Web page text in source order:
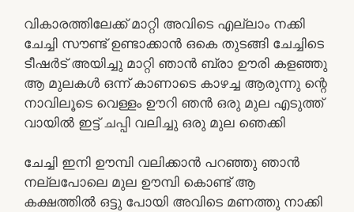
വികാരത്തിലേക്ക് മാറ്റി അവിടെ എല്ലാം നക്കി
ചേച്ചി സൗണ്ട് ഉണ്ടാക്കാൻ ഒകെ തുടങ്ങി ചേച്ചിടെ
ടീഷർട് അയിച്ചു മാറ്റി ഞാൻ ബ്രാ ഊരി കളഞ്ഞു
ആ മുലകൾ ഒന്ന് കാണാടെ കാഴച്ച ആരുന്നു ന്റെ
നാവിലൂടെ വെള്ളം ഊറി ഞൻ ഒരു മുല എടുത്ത്
വായിൽ ഇട്ട് ചപ്പി വലിച്ചു ഒരു മുല ഞെക്കി
ചേച്ചി ഇനി ഊമ്പി വലിക്കാൻ പറഞ്ഞു ഞാൻ
നല്ലപോലെ മുല ഊമ്പി കൊണ്ട് ആ
കക്ഷത്തിൽ ഒട്ടു പോയി അവിടെ മണത്തു നാക്കി